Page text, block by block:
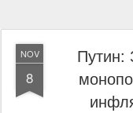
NOV
8
Путин: